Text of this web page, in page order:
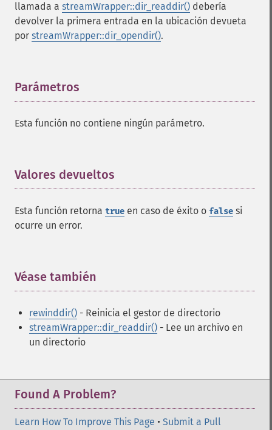
llamada a streamWrapper::dir_readdir() debería
devolver la primera entrada en la ubicación devueta
por streamWrapper::dir_opendir().
Parámetros
Esta función no contiene ningún parámetro.
Valores devueltos
Esta función retorna true en caso de éxito o false si
ocurre un error.
Véase también
rewinddir() - Reinicia el gestor de directorio
streamWrapper::dir_readdir() - Lee un archivo en
un directorio
Found A Problem?
Learn How To Improve This Page • Submit a Pull